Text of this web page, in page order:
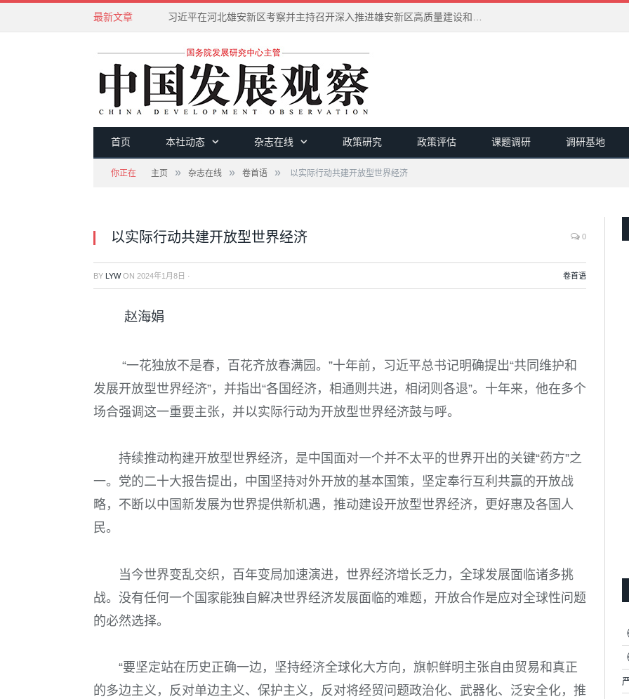
最新文章 习近平在河北雄安新区考察并主持召开深入推进雄安新区高质量建设和发展座谈会
首页 本社动态 杂志在线 政策研究 政策评估 课题调研 调研基地
你正在 主页 » 杂志在线 » 卷首语 » 以实际行动共建开放型世界经济
以实际行动共建开放型世界经济 0
BY LYWON 2024年1月8日 · 卷首语
赵海娟
“一花独放不是春，百花齐放春满园。”十年前，习近平总书记明确提出“共同维护和
发展开放型世界经济”，并指出“各国经济，相通则共进，相闭则各退”。十年来，他在多个
场合强调这一重要主张，并以实际行动为开放型世界经济鼓与呼。
持续推动构建开放型世界经济，是中国面对一个并不太平的世界开出的关键“药方”之
一。党的二十大报告提出，中国坚持对外开放的基本国策，坚定奉行互利共赢的开放战
略，不断以中国新发展为世界提供新机遇，推动建设开放型世界经济，更好惠及各国人
民。
当今世界变乱交织，百年变局加速演进，世界经济增长乏力，全球发展面临诸多挑
战。没有任何一个国家能独自解决世界经济发展面临的难题，开放合作是应对全球性问题
的必然选择。
“要坚定站在历史正确一边，坚持经济全球化大方向，旗帜鲜明主张自由贸易和真正
的多边主义，反对单边主义、保护主义，反对将经贸问题政治化、武器化、泛安全化，推